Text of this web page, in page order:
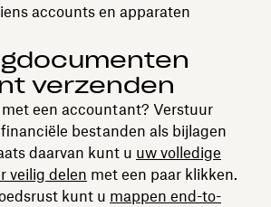
accounts en apparaten
verzenden
een accountant? Verstuur
bestanden als bijlagen
daarvan kunt u uw volledige
veilig delen met een paar klikken.
kunt u mappen end-to-